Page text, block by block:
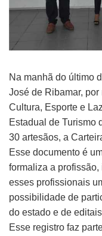
Na manhã do último
José de Ribamar,
Cultura, Esporte e
Estadual de Turismo
30 artesãos, a
Esse documento é
formaliza a
esses profissionais
possibilidade de
do estado e de
Esse registro faz